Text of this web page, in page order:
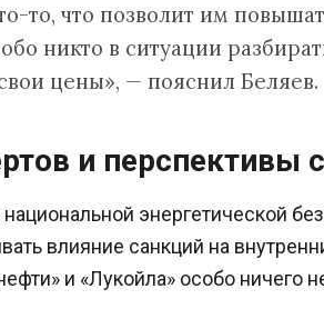
то, что позволит им
никто в ситуации
цены», — пояснил Беляев.
и перспективы
энергетической
влияние санкций на
и «Лукойла» особо ничего